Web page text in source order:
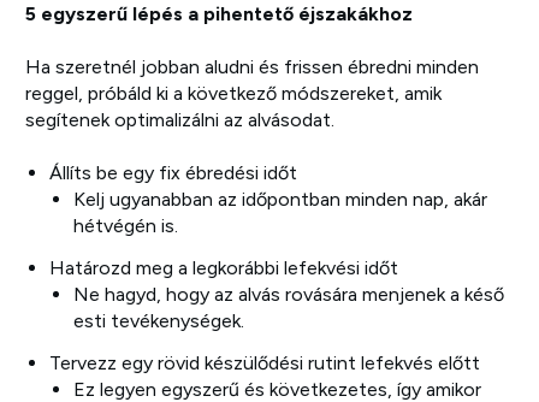
5 egyszerű lépés a pihentető éjszakákhoz
Ha szeretnél jobban aludni és frissen ébredni minden
reggel, próbáld ki a következő módszereket, amik
segítenek optimalizálni az alvásodat.
Állíts be egy fix ébredési időt
Kelj ugyanabban az időpontban minden nap, akár
hétvégén is.
Határozd meg a legkorábbi lefekvési időt
Ne hagyd, hogy az alvás rovására menjenek a késő
esti tevékenységek.
Tervezz egy rövid készülődési rutint lefekvés előtt
Ez legyen egyszerű és következetes, így amikor